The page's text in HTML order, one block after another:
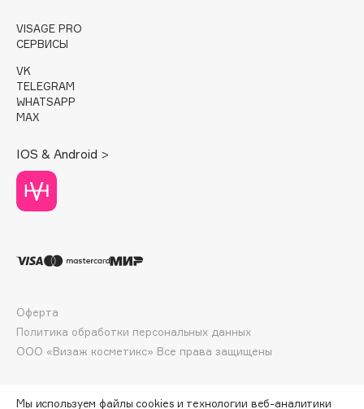
E
Eat My
Ecolatier
EGG
EGIA
Eigshow
Elie Saab
EMBRACE Haircare
Emmanuelle Jane
Enough
Erborian
VISAGE PRO
СЕРВИСЫ
VK
TELEGRAM
WHATSAPP
MAX
IOS & Android >
ООО «Визаж косметикс» Все права защищены
Оферта
Политика обработки персональных данных
Мы используем файлы cookies и технологии веб-аналитики